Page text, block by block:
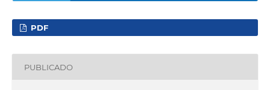
PDF
PUBLICADO